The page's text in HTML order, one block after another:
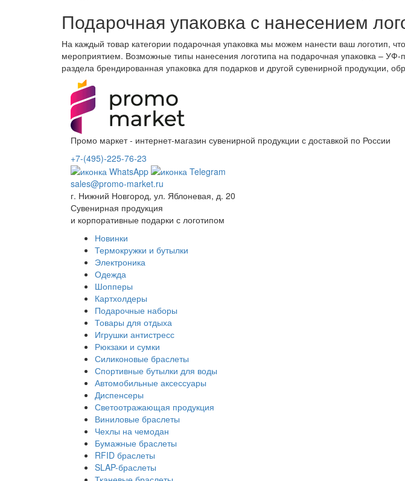
Подарочная упаковка с нанесением
На каждый товар категории подарочная упаковка мы можем нанести ваш логотип,
мероприятием. Возможные типы нанесения логотипа на подарочная упаковка – УФ-
раздела брендированная упаковка для подарков и другой сувенирной продукции,
Промо маркет - интернет-магазин сувенирной продукции с доставкой по России
+7-(495)-225-76-23
sales@promo-market.ru
г. Нижний Новгород, ул. Яблоневая, д. 20
Сувенирная продукция
и корпоративные подарки с логотипом
Новинки
Термокружки и бутылки
Электроника
Одежда
Шопперы
Картхолдеры
Подарочные наборы
Товары для отдыха
Игрушки антистресс
Рюкзаки и сумки
Силиконовые браслеты
Спортивные бутылки для воды
Автомобильные аксессуары
Диспенсеры
Светоотражающая продукция
Виниловые браслеты
Чехлы на чемодан
Бумажные браслеты
RFID браслеты
SLAP-браслеты